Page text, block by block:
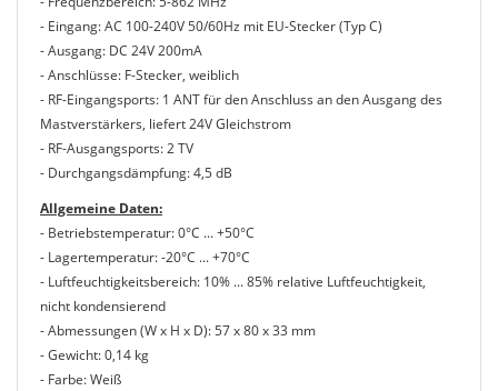
- Eingang: AC 100-240V 50/60Hz mit EU-Stecker (Typ C)
- Ausgang: DC 24V 200mA
- Anschlüsse: F-Stecker, weiblich
- RF-Eingangsports: 1 ANT für den Anschluss an den Ausgang des
Mastverstärkers, liefert 24V Gleichstrom
- RF-Ausgangsports: 2 TV
- Durchgangsdämpfung: 4,5 dB
Allgemeine Daten:
- Betriebstemperatur: 0°C ... +50°C
- Lagertemperatur: -20°C ... +70°C
- Luftfeuchtigkeitsbereich: 10% ... 85% relative Luftfeuchtigkeit,
nicht kondensierend
- Abmessungen (W x H x D): 57 x 80 x 33 mm
- Gewicht: 0,14 kg
- Farbe: Weiß